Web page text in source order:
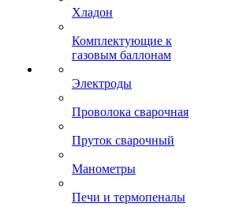
Хладон
Комплектующие к
газовым баллонам
Электроды
Проволока сварочная
Пруток сварочный
Манометры
Печи и термопеналы